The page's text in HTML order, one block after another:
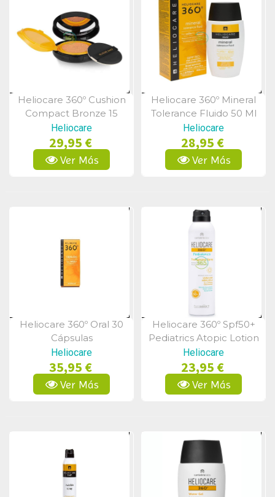
Vista Rápida
Heliocare 360º Cushion
Compact Bronze 15
Gramos
Heliocare
29,95 €
Ver Más
Vista Rápida
Heliocare 360º Mineral
Tolerance Fluido 50 Ml
Heliocare
28,95 €
Ver Más
Vista Rápida
Heliocare 360º Oral 30
Cápsulas
Heliocare
35,95 €
Ver Más
Vista Rápida
Heliocare 360º Spf50+
Pediatrics Atopic Lotion
Spray Protector Solar
200 Ml
Heliocare
23,95 €
Ver Más